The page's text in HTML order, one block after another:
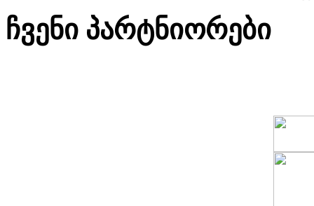
ჩვენი პარტნიორები